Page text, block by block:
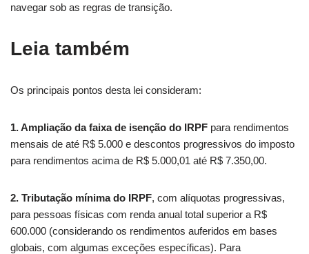
navegar sob as regras de transição.
Leia também
Os principais pontos desta lei consideram:
1. Ampliação da faixa de isenção do IRPF para rendimentos
mensais de até R$ 5.000 e descontos progressivos do imposto
para rendimentos acima de R$ 5.000,01 até R$ 7.350,00.
2. Tributação mínima do IRPF, com alíquotas progressivas,
para pessoas físicas com renda anual total superior a R$
600.000 (considerando os rendimentos auferidos em bases
globais, com algumas exceções específicas). Para